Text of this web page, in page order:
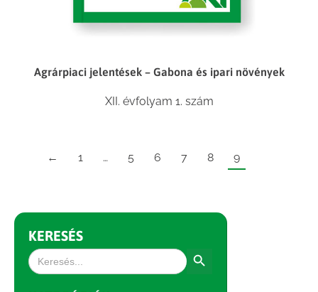
Agrárpiaci jelentések – Gabona és ipari növények
XII. évfolyam 1. szám
← 1 … 5 6 7 8 9
KERESÉS
Search
for: